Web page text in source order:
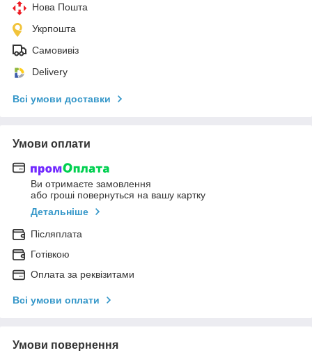
Нова Пошта
Укрпошта
Самовивіз
Delivery
Всі умови доставки
Умови оплати
Ви отримаєте замовлення
або гроші повернуться на вашу картку
Детальніше
Післяплата
Готівкою
Оплата за реквізитами
Всі умови оплати
Умови повернення